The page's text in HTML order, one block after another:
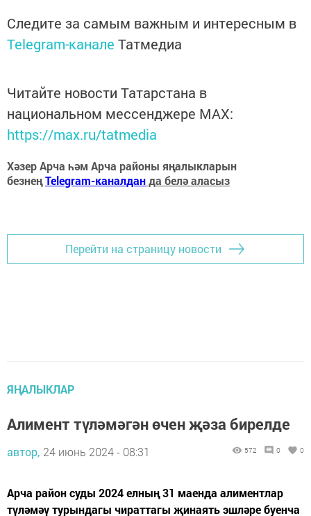
Следите за самым важным и интересным в
Telegram-канале Татмедиа
Читайте новости Татарстана в
национальном мессенджере MАХ:
https://max.ru/tatmedia
Хәзер Арча һәм Арча районы яңалыкларын
безнеңTelegram-каналданда белә аласыз
Перейти на страницу новости
ЯҢАЛЫКЛАР
Алимент түләмәгән өчен җәза бирелде
автор, 24 июнь 2024 - 08:31 572 0 0
Арча район суды 2024 елның 31 маенда алиментлар
түләмәү турындагы чираттагы җинаять эшләре буенча